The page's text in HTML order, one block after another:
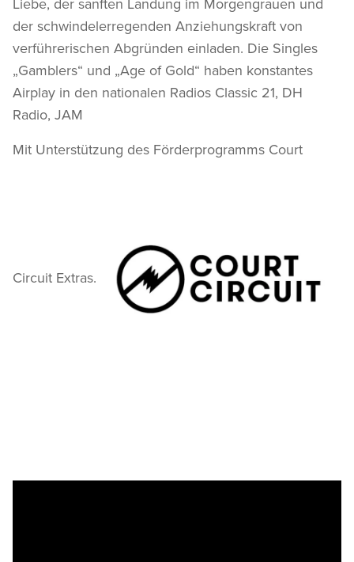
der schwindelerregenden Anziehungskraft von
verführerischen Abgründen einladen. Die Singles
„Gamblers“ und „Age of Gold“ haben konstantes
Airplay in den nationalen Radios Classic 21, DH
Radio, JAM
Mit Unterstützung des Förderprogramms Court
Circuit Extras.